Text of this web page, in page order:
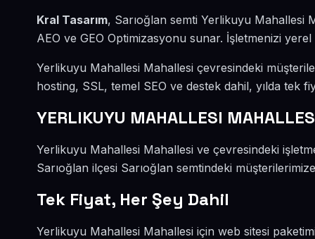
Kral Tasarım, Sarıoğlan semti Yerlikuyu Mahallesi
AEO ve GEO Optimizasyonu sunar. İşletmenizi
Yerlikuyu Mahallesi Mahallesi çevresindeki
hosting, SSL, temel SEO ve destek dahil, yılda tek
YERLIKUYU MAHALLESI
Yerlikuyu Mahallesi Mahallesi ve çevresindeki
Sarıoğlan ilçesi Sarıoğlan semtindeki
Tek Fiyat, Her Şey Dahil
Yerlikuyu Mahallesi Mahallesi için web sitesi